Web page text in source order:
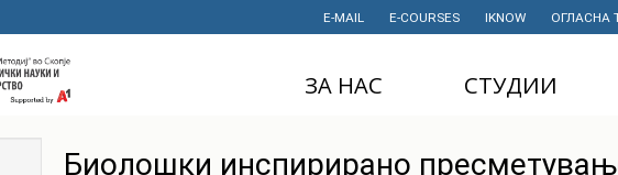
E-MAIL E-COURSES IKNOW ОГЛАСНА
ЗА НАС СТУДИИ
СТУДИИ
Биолошки инспирирано